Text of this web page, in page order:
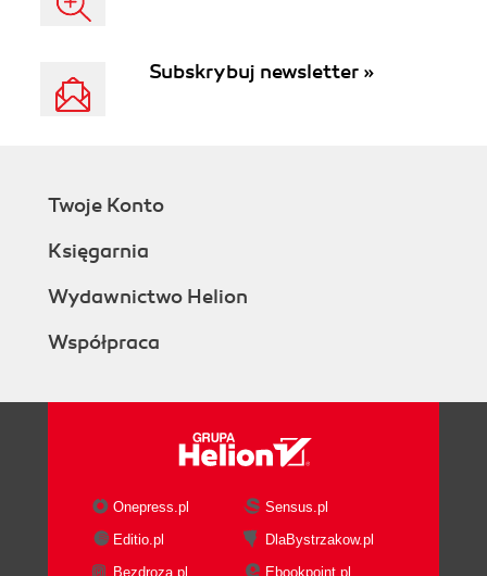
Subskrybuj newsletter »
Twoje Konto
Księgarnia
Wydawnictwo Helion
Współpraca
Onepress.pl
Sensus.pl
Editio.pl
DlaBystrzakow.pl
Bezdroza.pl
Ebookpoint.pl